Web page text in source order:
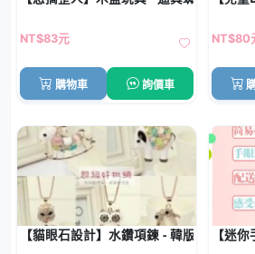
NT$83元
購物車 詢價車
NT$80
【貓眼石設計】水鑽項鍊 - 韓版長款配飾
【迷